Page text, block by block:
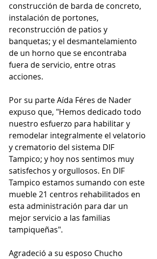
construcción de barda de concreto,
instalación de portones,
reconstrucción de patios y
banquetas; y el desmantelamiento
de un horno que se encontraba
fuera de servicio, entre otras
acciones.
Por su parte Aída Féres de Nader
expuso que, "Hemos dedicado todo
nuestro esfuerzo para habilitar y
remodelar integralmente el velatorio
y crematorio del sistema DIF
Tampico; y hoy nos sentimos muy
satisfechos y orgullosos. En DIF
Tampico estamos sumando con este
mueble 21 centros rehabilitados en
esta administración para dar un
mejor servicio a las familias
tampiqueñas".
Agradeció a su esposo Chucho